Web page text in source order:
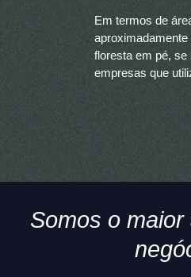
Em termos de
floresta em pé,
empresas que
Somos o